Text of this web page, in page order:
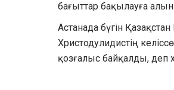
бағыттар бақылауға
Астанада бүгін
Христодулидистің
қозғалыс байқалды, деп